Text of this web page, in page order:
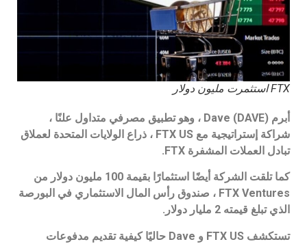
FTX استثمرت مليون دولار
أبرم Dave (DAVE) ، وهو تطبيق مصرفي متداول علنًا ،
شراكة إستراتيجية مع FTX US ، ذراع الولايات المتحدة لعملاق
تبادل العملات المشفرة FTX.
كما تلقت الشركة أيضًا استثمارًا بقيمة 100 مليون دولار من
FTX Ventures ، صندوق رأس المال الاستثماري في البورصة
الذي تبلغ قيمته 2 مليار دولار.
تستكشف FTX US و Dave حاليًا كيفية تقديم مدفوعات